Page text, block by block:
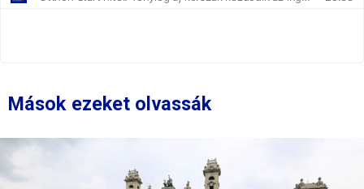
Mások ezeket olvassák